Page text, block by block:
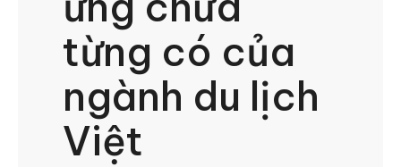
từng có của
ngành du lịch
Việt